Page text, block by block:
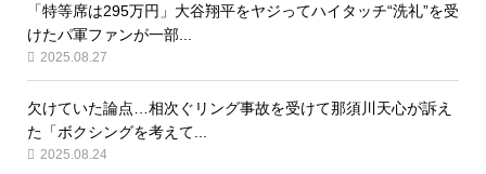
「特等席は295万円」大谷翔平をヤジってハイタッチ“洗礼”を受
けたパ軍ファンが一部...
2025.08.27
欠けていた論点…相次ぐリング事故を受けて那須川天心が訴え
た「ボクシングを考えて...
2025.08.24